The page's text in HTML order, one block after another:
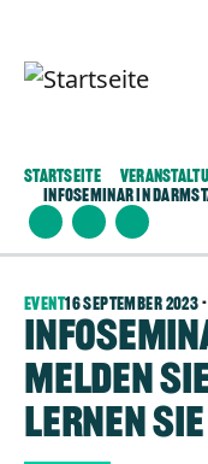
Startseite
Infoseminar In
Event16 September 2023-
Melden
lernen